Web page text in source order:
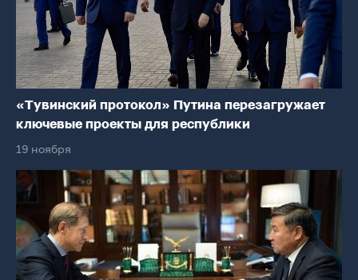
«Тувинский протокол» Путина перезагружает
ключевые проекты для республики
19 ноября